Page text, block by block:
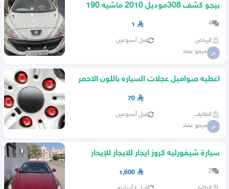
بيجو كشف 308موديل 2010 ماشيه 190
4
1
الرياض قبل أسبوعين
م ميمو عماد
اغطيه صواميل عجلات السياره باللون الاحمر
70
الطايف قبل أسبوعين
م ميمو عماد
سيارة شيفورليه كروز ايجار للايجار للإيحار
2
1,600